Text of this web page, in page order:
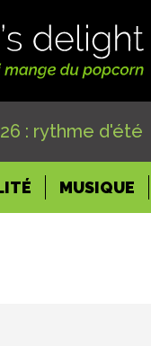
: rythme d'été
MUSIQUE